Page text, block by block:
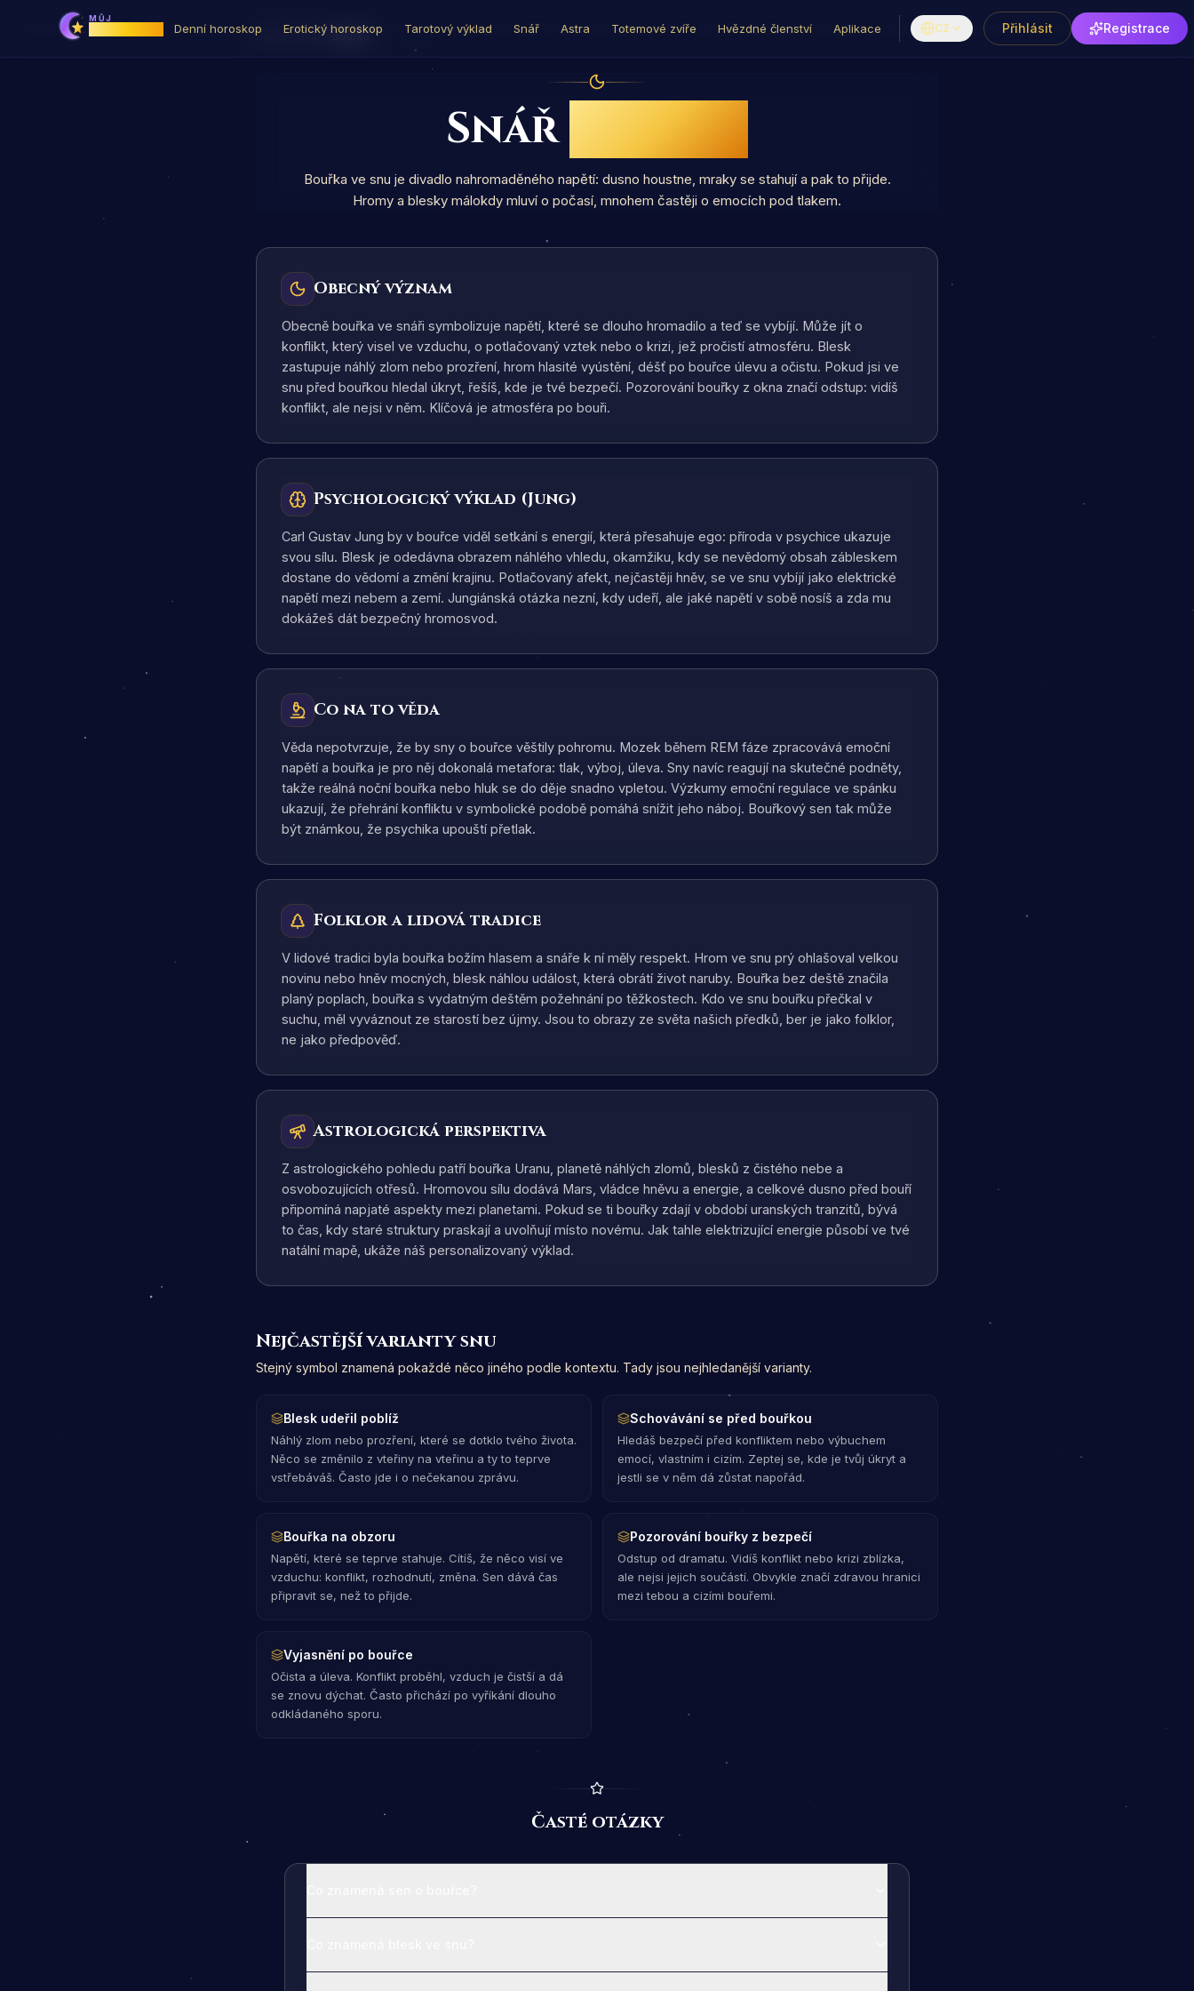
MŮJ
Denní horoskop Erotický horoskop Tarotový výklad Snář Astra Totemové zvíře Hvězdné členství Aplikace CZ Přihlásit Registrace
Domů Snář Bouřka
Snář Bouřka
Bouřka ve snu je divadlo nahromaděného napětí: dusno houstne, mraky se stahují a pak to přijde.
Hromy a blesky málokdy mluví o počasí, mnohem častěji o emocích pod tlakem.
Obecný význam
Obecně bouřka ve snáři symbolizuje napětí, které se dlouho hromadilo a teď se vybíjí. Může jít o
konflikt, který visel ve vzduchu, o potlačovaný vztek nebo o krizi, jež pročistí atmosféru. Blesk
zastupuje náhlý zlom nebo prozření, hrom hlasité vyústění, déšť po bouřce úlevu a očistu. Pokud jsi ve
snu před bouřkou hledal úkryt, řešíš, kde je tvé bezpečí. Pozorování bouřky z okna značí odstup: vidíš
konflikt, ale nejsi v něm. Klíčová je atmosféra po bouři.
Psychologický výklad (Jung)
Carl Gustav Jung by v bouřce viděl setkání s energií, která přesahuje ego: příroda v psychice ukazuje
svou sílu. Blesk je odedávna obrazem náhlého vhledu, okamžiku, kdy se nevědomý obsah zábleskem
dostane do vědomí a změní krajinu. Potlačovaný afekt, nejčastěji hněv, se ve snu vybíjí jako elektrické
napětí mezi nebem a zemí. Jungiánská otázka nezní, kdy udeří, ale jaké napětí v sobě nosíš a zda mu
dokážeš dát bezpečný hromosvod.
Co na to věda
Věda nepotvrzuje, že by sny o bouřce věštily pohromu. Mozek během REM fáze zpracovává emoční
napětí a bouřka je pro něj dokonalá metafora: tlak, výboj, úleva. Sny navíc reagují na skutečné podněty,
takže reálná noční bouřka nebo hluk se do děje snadno vpletou. Výzkumy emoční regulace ve spánku
ukazují, že přehrání konfliktu v symbolické podobě pomáhá snížit jeho náboj. Bouřkový sen tak může
být známkou, že psychika upouští přetlak.
Folklor a lidová tradice
V lidové tradici byla bouřka božím hlasem a snáře k ní měly respekt. Hrom ve snu prý ohlašoval velkou
novinu nebo hněv mocných, blesk náhlou událost, která obrátí život naruby. Bouřka bez deště značila
planý poplach, bouřka s vydatným deštěm požehnání po těžkostech. Kdo ve snu bouřku přečkal v
suchu, měl vyváznout ze starostí bez újmy. Jsou to obrazy ze světa našich předků, ber je jako folklor,
ne jako předpověď.
Astrologická perspektiva
Z astrologického pohledu patří bouřka Uranu, planetě náhlých zlomů, blesků z čistého nebe a
osvobozujících otřesů. Hromovou sílu dodává Mars, vládce hněvu a energie, a celkové dusno před bouří
připomíná napjaté aspekty mezi planetami. Pokud se ti bouřky zdají v období uranských tranzitů, bývá
to čas, kdy staré struktury praskají a uvolňují místo novému. Jak tahle elektrizující energie působí ve tvé
natální mapě, ukáže náš personalizovaný výklad.
Nejčastější varianty snu
Stejný symbol znamená pokaždé něco jiného podle kontextu. Tady jsou nejhledanější varianty.
Blesk udeřil poblíž
Náhlý zlom nebo prozření, které se dotklo tvého života.
Něco se změnilo z vteřiny na vteřinu a ty to teprve
vstřebáváš. Často jde i o nečekanou zprávu.
Schovávání se před bouřkou
Hledáš bezpečí před konfliktem nebo výbuchem
emocí, vlastním i cizím. Zeptej se, kde je tvůj úkryt a
jestli se v něm dá zůstat napořád.
Bouřka na obzoru
Napětí, které se teprve stahuje. Cítíš, že něco visí ve
vzduchu: konflikt, rozhodnutí, změna. Sen dává čas
připravit se, než to přijde.
Pozorování bouřky z bezpečí
Odstup od dramatu. Vidíš konflikt nebo krizi zblízka,
ale nejsi jejich součástí. Obvykle značí zdravou hranici
mezi tebou a cizími bouřemi.
Vyjasnění po bouřce
Očista a úleva. Konflikt proběhl, vzduch je čistší a dá
se znovu dýchat. Často přichází po vyříkání dlouho
odkládaného sporu.
Časté otázky